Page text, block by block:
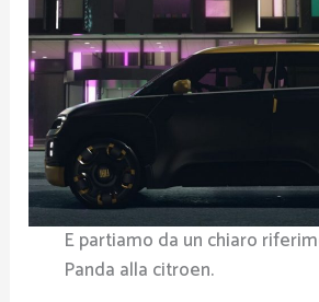
E partiamo da un chiaro
Panda alla citroen.